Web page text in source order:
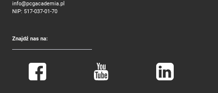
info@pcgacademia.pl
NIP: 517-037-01-70
Znajdź nas na: